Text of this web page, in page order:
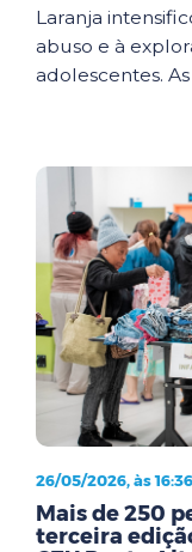
Laranja
abuso e à
adolescentes. As
26/05/2026, às 16:36
Mais de 250
terceira